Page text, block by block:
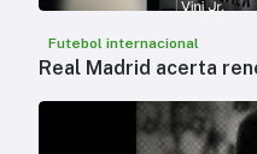
Futebol internacional
Real Madrid acerta